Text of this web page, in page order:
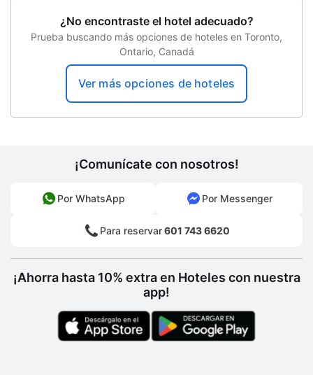
¿No encontraste el hotel adecuado?
Prueba buscando más opciones de hoteles en Toronto,
Ontario, Canadá
Ver más opciones de hoteles
¡Comunícate con nosotros!
Por WhatsApp Por Messenger
Para reservar601 743 6620
¡Ahorra hasta 10% extra en Hoteles con nuestra
app!